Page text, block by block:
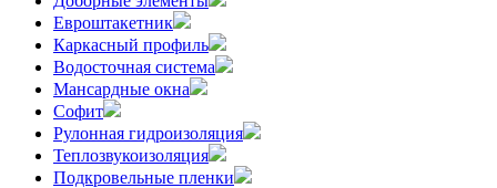
Евроштакетник
Каркасный профиль
Водосточная система
Мансардные окна
Софит
Рулонная гидроизоляция
Теплозвукоизоляция
Подкровельные пленки